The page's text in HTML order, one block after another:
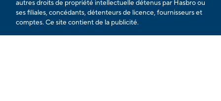
autres droits de propriété intellectuelle détenus par Hasbro ou
ses filiales, concédants, détenteurs de licence, fournisseurs et
comptes. Ce site contient de la publicité.